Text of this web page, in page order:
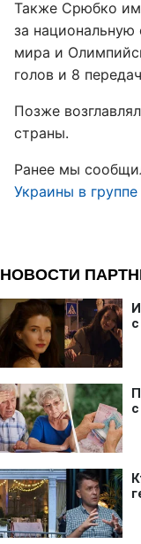
Также Срюбко
за
мира и
голов и 8
Позже
страны.
Ранее мы
Украины в группе